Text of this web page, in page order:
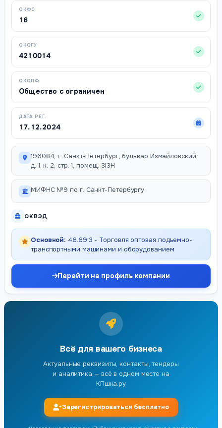
ОКФС
16
ОКОГУ
4210014
ОКОПФ
Общество с ограничен
ДАТА РЕГ.
17.12.2024
196084, г. Санкт-Петербург, бульвар Измайловский,
д. 1, к. 2, стр. 1, помещ. 313Н
МИФНС №9 по г. Санкт-Петербургу
ОКВЭД
Основной: 46.69.3 - Торговля оптовая подъемно-
транспортными машинами и оборудованием
Перейти на профиль компании
Всё для вашего бизнеса
Актуальные реквизиты, контакты, тендеры
и аналитика — всё в одном месте на
КПшка.ру
Зарегистрироваться бесплатно